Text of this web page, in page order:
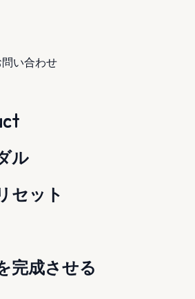
い合わせ
ル
セット
完成させる